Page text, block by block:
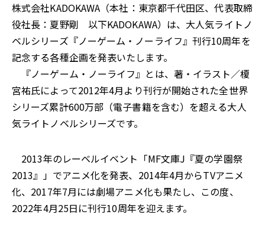
株式会社KADOKAWA（本社：東京都千代田区、代表取締
役社長：夏野剛 以下KADOKAWA）は、大人気ライトノ
ベルシリーズ『ノーゲーム・ノーライフ』刊行10周年を
記念する各種企画を発表いたします。
『ノーゲーム・ノーライフ』とは、著・イラスト／榎
宮祐氏によって2012年4月より刊行が開始された全世界
シリーズ累計600万部（電子書籍を含む）を超える大人
気ライトノベルシリーズです。
2013年のレーベルイベント「MF文庫J『夏の学園祭
2013』」でアニメ化を発表、2014年4月からTVアニメ
化、2017年7月には劇場アニメ化も果たし、この度、
2022年4月25日に刊行10周年を迎えます。